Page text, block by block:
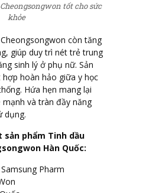
tốt cho sức
khỏe
còn tăng
giúp duy trì nét trẻ trung
sinh lý ở phụ nữ. Sản
hoàn hảo giữa y học
Hứa hẹn mang lại
và tràn đầy năng
dụng.
phẩm Tinh dầu
Hàn Quốc:
Pharm